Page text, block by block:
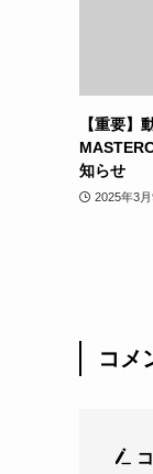
【重要】
知らせ
2025年3月
コメ